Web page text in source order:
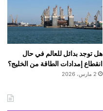
هل توجد بدائل للعالم في حال
انقطاع إمدادات الطاقة من الخليج؟
2 مارس، 2026